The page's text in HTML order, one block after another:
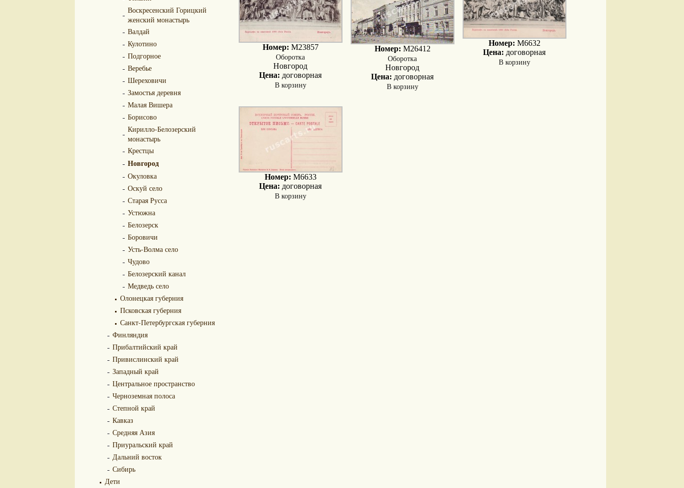
Воскресенский Горицкий
женский монастырь
Валдай
Кулотино
Подгорное
Веребье
Шереховичи
Замостья деревня
Малая Вишера
Борисово
Кирилло-Белозерский
монастырь
Крестцы
Новгород
Окуловка
Оскуй село
Старая Русса
Устюжна
Белозерск
Боровичи
Усть-Волма село
Чудово
Белозерский канал
Медведь село
Олонецкая губерния
Псковская губерния
Санкт-Петербургская губерния
Финляндия
Прибалтийский край
Привислинский край
Западный край
Центральное пространство
Черноземная полоса
Степной край
Кавказ
Средняя Азия
Приуральский край
Дальний восток
Сибирь
Дети
Номер: M23857
Оборотка
Новгород
Цена: договорная
В корзину
Номер: M26412
Оборотка
Новгород
Цена: договорная
В корзину
Номер: M6632
Цена: договорная
В корзину
Номер: M6633
Цена: договорная
В корзину